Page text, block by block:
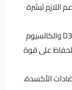
اللازم لبشرة
فيتامين D3 والكالسيوم
على قوة
الأكسدة،